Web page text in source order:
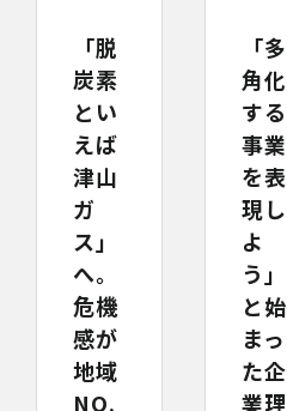
「脱
炭素
とい
えば
津山
ガ
ス」
へ。
危機
感が
地域
NO.
「多
角化
する
事業
を表
現し
よ
う」
と始
まっ
た企
業理